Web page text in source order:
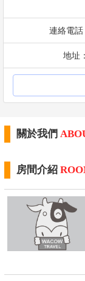
連絡電
地址
關於我們
房間介紹